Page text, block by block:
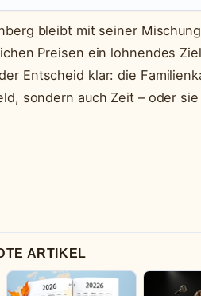
bleibt mit seiner
Preisen ein lohnendes
Entscheid klar: die
sondern auch Zeit – oder
ARTIKEL